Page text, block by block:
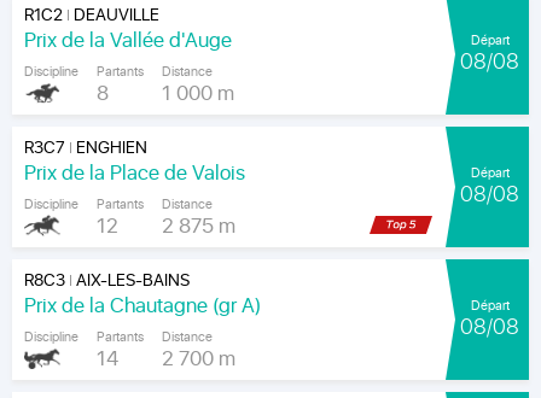
R1C2| DEAUVILLE
Prix de la Vallée d'Auge
Discipline Partants
8
Distance
1 000 m
Départ
08/08
R3C7 | ENGHIEN
Prix de la Place de Valois
Discipline Partants
12
Distance
2 875 m
Départ
08/08
R8C3|AIX-LES-BAINS
Prix de la Chautagne (gr A)
Discipline Partants
14
Distance
2 700 m
Départ
08/08